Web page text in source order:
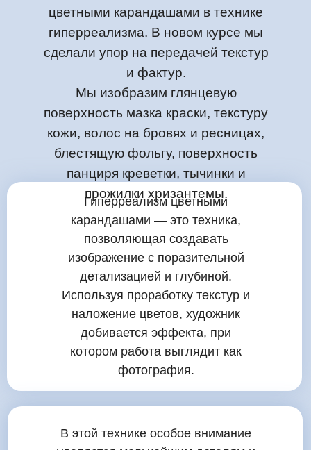
В этой технике особое внимание
цветными карандашами в технике
гиперреализма. В новом курсе мы
сделали упор на передачей текстур
и фактур.
Мы изобразим глянцевую
поверхность мазка краски, текстуру
кожи, волос на бровях и ресницах,
блестящую фольгу, поверхность
панциря креветки, тычинки и
прожилки хризантемы.
Гиперреализм цветными
карандашами — это техника,
позволяющая создавать
изображение с поразительной
детализацией и глубиной.
Используя проработку текстур и
наложение цветов, художник
добивается эффекта, при
котором работа выглядит как
фотография.